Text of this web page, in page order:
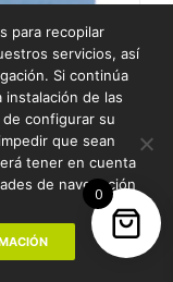
0
para recopilar
servicios, así
Si continúa
instalación de las
de configurar su
que sean
tener en cuenta
de navegación